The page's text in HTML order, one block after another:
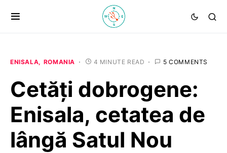
ENISALA ROMANIA 4 MINUTE READ 5 COMMENTS
Cetăți dobrogene:
Enisala, cetatea de
lângă Satul Nou